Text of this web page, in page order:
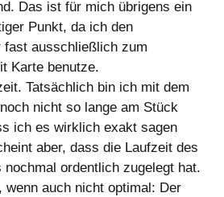
Das ist für mich übrigens ein
Punkt, da ich den
fast ausschließlich zum
Karte benutze.
Tatsächlich bin ich mit dem
nicht so lange am Stück
ich es wirklich exakt sagen
aber, dass die Laufzeit des
nochmal ordentlich zugelegt hat.
wenn auch nicht optimal: Der